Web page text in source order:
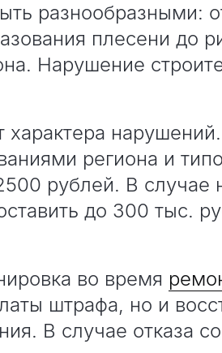
разнообразными:
плесени до
Нарушение
характера
региона и
рублей. В случае
до 300 тыс.
во время
штрафа, но и
В случае отказа